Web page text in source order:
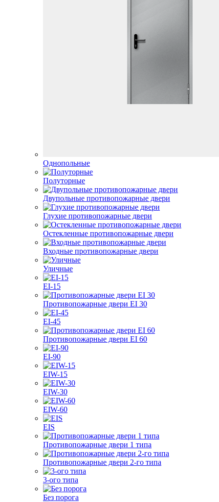
Однопольные
Полуторные
Двупольные противопожарные двери
Глухие противопожарные двери
Остекленные противопожарные двери
Входные противопожарные двери
Уличные
EI-15
Противопожарные двери EI 30
EI-45
Противопожарные двери EI 60
EI-90
EIW-15
EIW-30
EIW-60
EIS
Противопожарные двери 1 типа
Противопожарные двери 2-го типа
3-ого типа
Без порога